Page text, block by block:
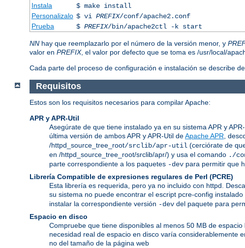
Instala
$ make install
Personalizalo $ vi PREFIX/conf/apache2.conf
Prueba
$ PREFIX/bin/apache2ctl -k start
NN hay que reemplazarlo por el número de la versión menor, y
valor en PREFIX, el valor por defecto que se toma es /usr/local/
Cada parte del proceso de configuración e instalación se describe
Requisitos
Estos son los requisitos necesarios para compilar Apache:
APR y APR-Util
Asegúrate de que tiene instalado ya en su sistema APR y
última versión de ambos APR y APR-Util deApache APR ,
/httpd_source_tree_root/srclib/apr-util (cerciórate de
en /httpd_source_tree_root/srclib/apr/) y usa el comando ./
parte correspondiente a los paquetes -dev para permitir que
Librería Compatible de expresiones regulares de Perl (PCRE)
Esta librería es requerida, pero ya no incluido con httpd.
su sistema no puede encontrar el escript pcre-config
instalar la correspondiente versión -dev del paquete para
Espacio en disco
Compruebe que tiene disponibles al menos 50 MB de
necesidad real de espacio en disco varía considerablemente
no del tamaño de la página web